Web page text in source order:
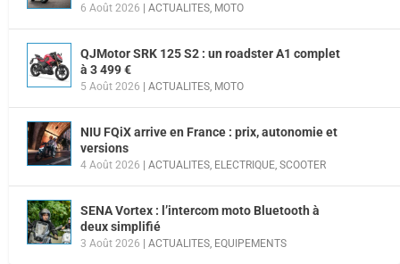
6 Août 2026 ACTUALITES, MOTO
QJMotor SRK 125 S2 : un roadster A1 complet
à 3 499 €
5 Août 2026 ACTUALITES, MOTO
NIU FQiX arrive en France : prix, autonomie et
versions
4 Août 2026 ACTUALITES, ELECTRIQUE, SCOOTER
SENA Vortex : l’intercom moto Bluetooth à
deux simplifié
3 Août 2026 ACTUALITES, EQUIPEMENTS